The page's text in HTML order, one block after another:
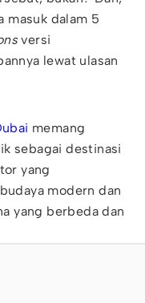
masuk dalam 5
versi
lewat ulasan
memang
sebagai destinasi
yang
modern dan
yang berbeda dan